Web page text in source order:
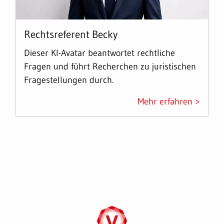
Rechtsreferent Becky
Dieser KI-Avatar beantwortet rechtliche
Fragen und führt Recherchen zu juristischen
Fragestellungen durch.
Mehr erfahren >